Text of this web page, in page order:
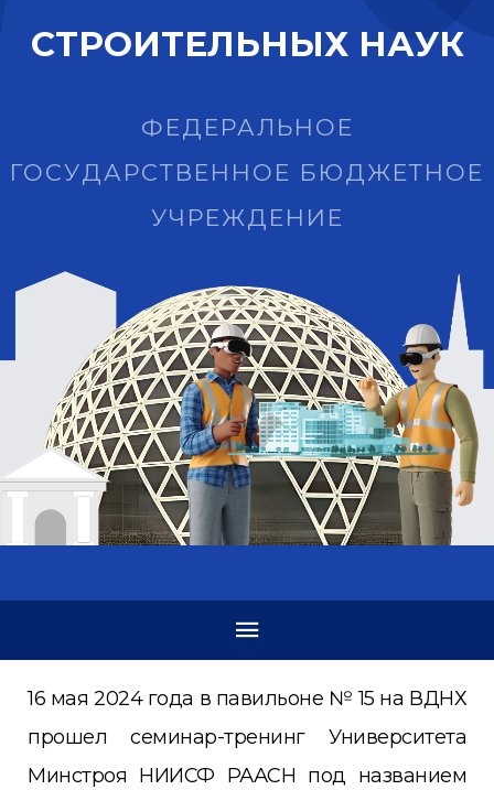
СТРОИТЕЛЬНЫХ НАУК
ФЕДЕРАЛЬНОЕ
ГОСУДАРСТВЕННОЕ БЮДЖЕТНОЕ
УЧРЕЖДЕНИЕ
16 мая 2024 года в павильоне № 15 на ВДНХ
прошел семинар-тренинг Университета
Минстроя НИИСФ РААСН под названием